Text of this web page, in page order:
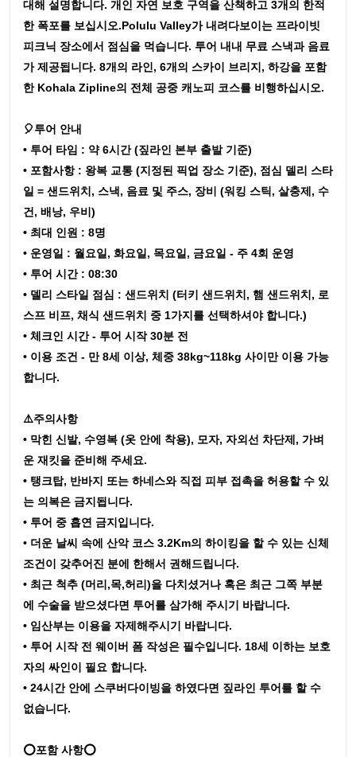
대해 설명합니다. 개인 자연 보호 구역을 산책하고 3개의 한적
한 폭포를 보십시오.Polulu Valley가 내려다보이는 프라이빗
피크닉 장소에서 점심을 먹습니다. 투어 내내 무료 스낵과 음료
가 제공됩니다. 8개의 라인, 6개의 스카이 브리지, 하강을 포함
한 Kohala Zipline의 전체 공중 캐노피 코스를 비행하십시오.
🎈투어 안내
• 투어 타임 : 약 6시간 (짚라인 본부 출발 기준)
• 포함사항 : 왕복 교통 (지정된 픽업 장소 기준), 점심 델리 스타
일 = 샌드위치, 스낵, 음료 및 주스, 장비 (워킹 스틱, 살충제, 수
건, 배낭, 우비)
• 최대 인원 : 8명
• 운영일 : 월요일, 화요일, 목요일, 금요일 - 주 4회 운영
• 투어 시간 : 08:30
• 델리 스타일 점심 : 샌드위치 (터키 샌드위치, 햄 샌드위치, 로
스프 비프, 채식 샌드위치 중 1가지를 선택하셔야 합니다.)
• 체크인 시간 - 투어 시작 30분 전
• 이용 조건 - 만 8세 이상, 체중 38kg~118kg 사이만 이용 가능
합니다.
⚠️주의사항
• 막힌 신발, 수영복 (옷 안에 착용), 모자, 자외선 차단제, 가벼
운 재킷을 준비해 주세요.
• 탱크탑, 반바지 또는 하네스와 직접 피부 접촉을 허용할 수 있
는 의복은 금지됩니다.
• 투어 중 흡연 금지입니다.
• 더운 날씨 속에 산악 코스 3.2Km의 하이킹을 할 수 있는 신체
조건이 갖추어진 분에 한해서 권해드립니다.
• 최근 척추 (머리,목,허리)을 다치셨거나 혹은 최근 그쪽 부분
에 수술을 받으셨다면 투어를 삼가해 주시기 바랍니다.
• 임산부는 이용을 자제해주시기 바랍니다.
• 투어 시작 전 웨이버 폼 작성은 필수입니다. 18세 이하는 보호
자의 싸인이 필요 합니다.
• 24시간 안에 스쿠버다이빙을 하였다면 짚라인 투어를 할 수
없습니다.
⭕포함 사항⭕